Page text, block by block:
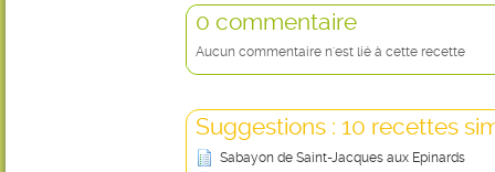
0 commentaire
Aucun commentaire n'est lié à cette recette
Suggestions : 10 recettes
Sabayon de Saint-Jacques aux Epinards